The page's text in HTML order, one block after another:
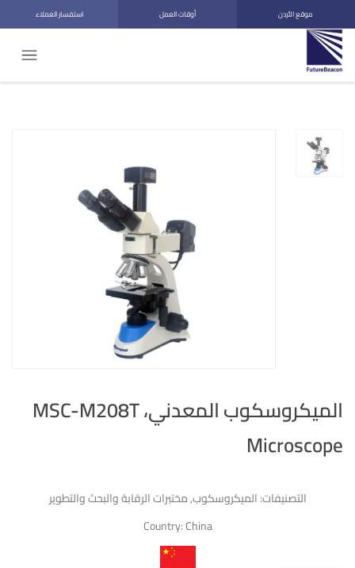
موقع الأردن أوقات العمل استفسار العملاء
الميكروسكوب المعدني، MSC-M208T
Microscope
التصنيفات:الميكروسكوب,مختبرات الرقابة والبحث والتطوير
Country:China